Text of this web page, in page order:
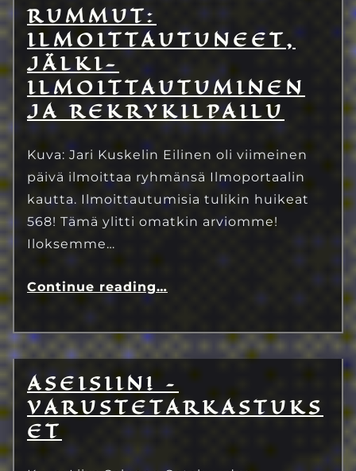
RUMMUT:
ILMOITTAUTUNEET,
JÄLKI-
ILMOITTAUTUMINEN
JA REKRYKILPAILU
Kuva: Jari Kuskelin Eilinen oli viimeinen
päivä ilmoittaa ryhmänsä Ilmoportaalin
kautta. Ilmoittautumisia tulikin huikeat
568! Tämä ylitti omatkin arviomme!
Iloksemme…
Continue reading…
27.6.2023
Eetu Kinnunen
ASEISIIN! –
VARUSTETARKASTUKS
ET
22.6.2023
Eetu Kinnunen